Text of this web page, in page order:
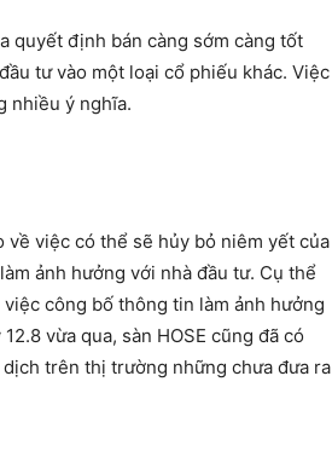
quyết định bán càng sớm càng tốt
tư vào một loại cổ phiếu khác. Việc
nhiều ý nghĩa.
về việc có thể sẽ hủy bỏ niêm yết của
ảnh hưởng với nhà đầu tư. Cụ thể
công bố thông tin làm ảnh hưởng
vừa qua, sàn HOSE cũng đã có
trên thị trường những chưa đưa ra